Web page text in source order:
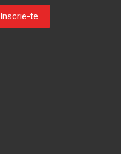
Inscrie-te